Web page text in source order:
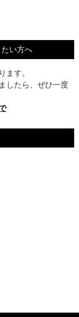
い方へ
ます。
したら、ぜひ一度